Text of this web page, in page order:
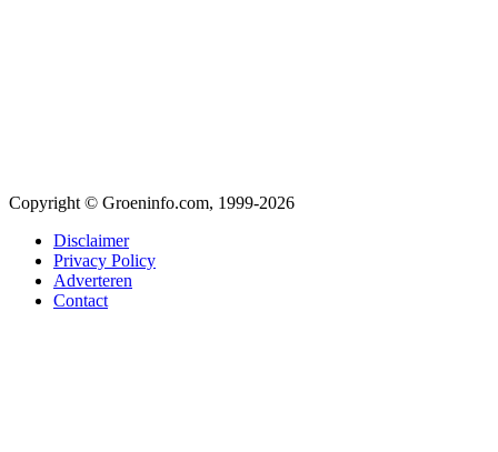
Copyright © Groeninfo.com, 1999-2026
Disclaimer
Privacy Policy
Adverteren
Contact